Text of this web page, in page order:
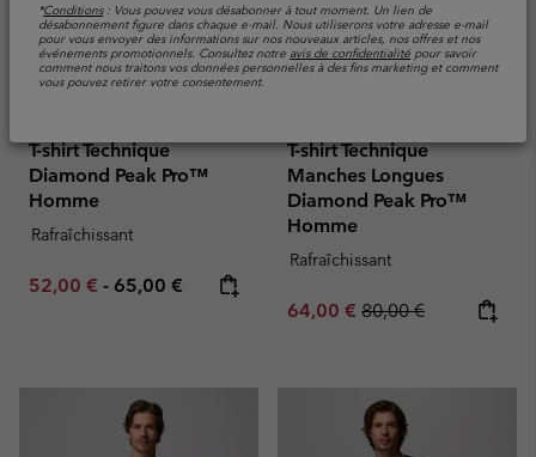
*Conditions: Vous pouvez vous désabonner à tout moment. Un lien de
désabonnement figure dans chaque e-mail. Nous utiliserons votre adresse e-mail
pour vous envoyer des informations sur nos nouveaux articles, nos offres et nos
événements promotionnels. Consultez notre avis de confidentialité pour savoir
comment nous traitons vos données personnelles à des fins marketing et comment
vous pouvez retirer votre consentement.
T-shirt Technique
Diamond Peak Pro™
Homme
Rafraîchissant
Minimum sale price:
52,00 € - Maximum price:
65,00 €
T-shirt Technique
Manches Longues
Diamond Peak Pro™
Homme
Rafraîchissant
Sale price:
64,00 € Regular price:
80,00 €